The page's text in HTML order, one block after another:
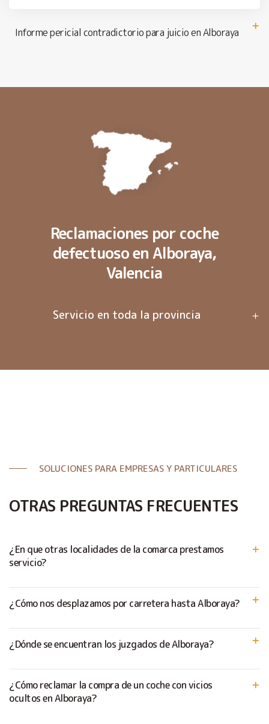
Informe pericial contradictorio para juicio en Alboraya
Reclamaciones por coche
defectuoso en Alboraya,
Valencia
Servicio en toda la provincia
SOLUCIONES PARA EMPRESAS Y PARTICULARES
OTRAS PREGUNTAS FRECUENTES
¿En que otras localidades de la comarca prestamos
servicio?
¿Cómo nos desplazamos por carretera hasta Alboraya?
¿Dónde se encuentran los juzgados de Alboraya?
¿Cómo reclamar la compra de un coche con vicios
ocultos en Alboraya?